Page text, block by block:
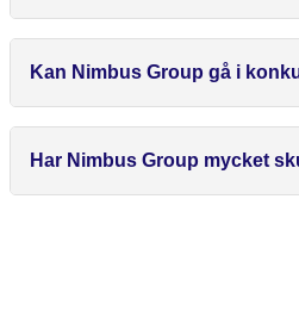
Kan Nimbus Group gå i
Har Nimbus Group mycket